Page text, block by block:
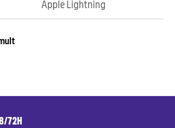
Apple Lightning
72H